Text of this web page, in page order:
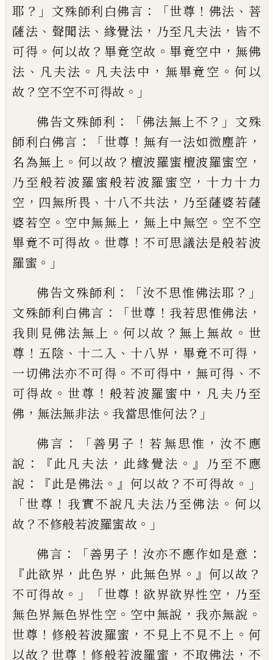
耶 ？」 文殊師利白佛言 ：「世尊 ！ 佛法 、 菩
薩法 、 聲聞法 、 緣覺法 ， 乃至凡夫法 ， 皆不
可得 。 何以故 ？ 畢竟空故 。 畢竟空中 ， 無佛
法 、 凡夫法 。 凡 夫法中 ， 無畢竟空 。 何以
故 ？ 空不空不可得故 。」
佛告文殊師利 ：「佛法無上不 ？」 文殊
師利白佛言 ：「世尊 ！ 無有一法如微塵許 ，
名為無上 。 何以故 ？ 檀波羅蜜檀波羅蜜空 ，
乃至般若波羅蜜般若波羅蜜空 ，十力十力
空 ， 四無所畏 、 十八不共法 ， 乃至薩婆若薩
婆若空 。 空中無無 上 ， 無上中無空 。 空不空
畢竟不可得故 。 世尊 ！不可思議法是般若波
羅蜜 。」
佛告文殊師利 ：「汝不思惟佛法耶 ？」
文殊師利白佛言 ：「世尊 ！ 我若思惟佛法 ，
我則見佛法無上 。何以故 ？ 無 上無故 。 世
尊 ！ 五陰 、 十二入 、 十八界 ， 畢竟不可得 ，
一切佛法亦不可得 。 不可得中 ， 無可得 、 不
可得故 。 世尊 ！ 般若波羅蜜中 ， 凡夫乃至
佛 ， 無法無非法 。 我當思惟何法？」
佛言 ：「善男 子 ！若無思惟 ， 汝不應
說 ：『此凡夫法 ， 此緣覺法 。』
乃至不應
說 ：『此是佛法 。』 何以故 ？ 不可得故 。」
「世尊 ！ 我實不說凡夫法乃至佛法 。 何以
故 ？不修般若波羅蜜故 。」
佛言 ：「善男子 ！ 汝亦不應作如是意 ：
『此欲界 ， 此色界 ， 此無色界 。』 何以故 ？
不可得故 。」「世尊 ！欲界欲界性空 ， 乃至
無色界無色界性空 。 空中無說 ， 我亦無說 。
世尊 ！ 修般若波羅蜜 ，不見上不見不上 。 何
以故 ？ 世尊 ！修般若波羅蜜 ， 不取佛法 ， 不